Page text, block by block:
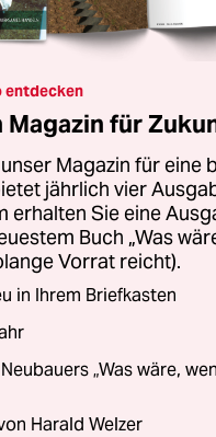
entdecken
Magazin für
Magazin für eine
jährlich vier
erhalten Sie eine
Buch „Was
Vorrat reicht).
in Ihrem Briefkasten
„Was wäre,
Harald Welzer